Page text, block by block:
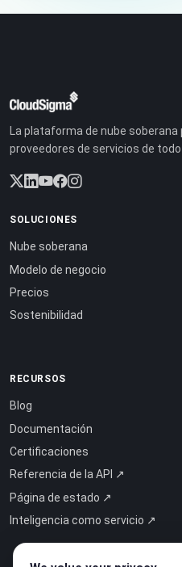
La plataforma de nube soberana
proveedores de servicios de
SOLUCIONES
Nube soberana
Modelo de negocio
Precios
Sostenibilidad
RECURSOS
Blog
Documentación
Certificaciones
Referencia de la API ↗
Página de estado ↗
Inteligencia como servicio ↗